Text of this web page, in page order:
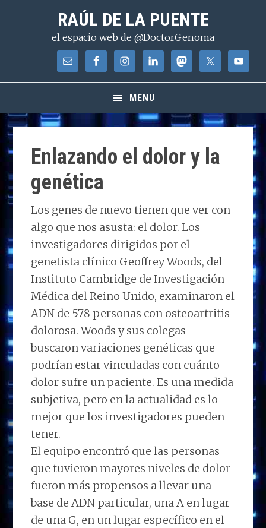
contenido
RAÚL DE LA PUENTE
el espacio web de @DoctorGenoma
MENU
Enlazando el dolor y la
genética
Los genes de nuevo tienen que ver con
algo que nos asusta: el dolor. Los
investigadores dirigidos por el
genetista clínico Geoffrey Woods, del
Instituto Cambridge de Investigación
Médica del Reino Unido, examinaron el
ADN de 578 personas con osteoartritis
dolorosa. Woods y sus colegas
buscaron variaciones genéticas que
podrían estar vinculadas con cuánto
dolor sufre un paciente. Es una medida
subjetiva, pero en la actualidad es lo
mejor que los investigadores pueden
tener.
El equipo encontró que las personas
que tuvieron mayores niveles de dolor
fueron más propensos a llevar una
base de ADN particular, una A en lugar
de una G, en un lugar específico en el